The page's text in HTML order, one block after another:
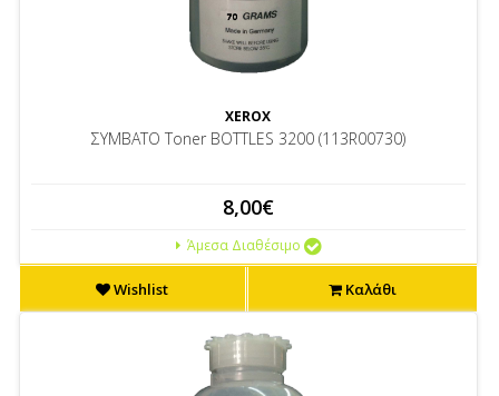
XEROX
ΣΥΜΒΑΤΟ Toner BOTTLES 3200 (113R00730)
8,00€
Άμεσα Διαθέσιμο
Wishlist Καλάθι